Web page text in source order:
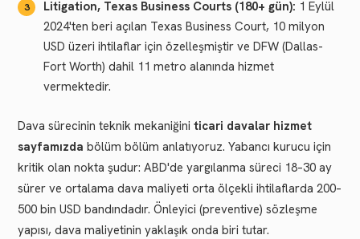
Litigation, Texas Business Courts (180+ gün): 1 Eylül
2024'ten beri açılan Texas Business Court, 10 milyon
USD üzeri ihtilaflar için özelleşmiştir ve DFW (Dallas-
Fort Worth) dahil 11 metro alanında hizmet
vermektedir.
Dava sürecinin teknik mekaniğini ticari davalar hizmet
sayfamızda bölüm bölüm anlatıyoruz. Yabancı kurucu için
kritik olan nokta şudur: ABD'de yargılanma süreci 18–30 ay
sürer ve ortalama dava maliyeti orta ölçekli ihtilaflarda 200–
500 bin USD bandındadır. Önleyici (preventive) sözleşme
yapısı, dava maliyetinin yaklaşık onda biri tutar.